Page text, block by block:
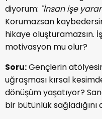
diyorum: "İnsan işe
Korumazsan
hikaye oluşturamazsın.
motivasyon mu olur?
Soru:Gençlerin
uğraşması kırsal
dönüşüm yaşatıyor?
bir bütünlük sağladığını